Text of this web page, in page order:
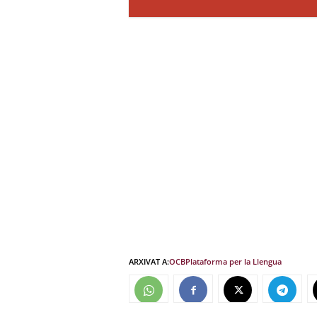
ARXIVAT A:OCBPlataforma per la Llengua